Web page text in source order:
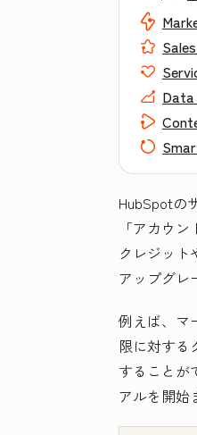
Data
HubSpotの
「アカウ
クレジット
アップグレ
例えば、マ
限に対する
することが
アルを開始